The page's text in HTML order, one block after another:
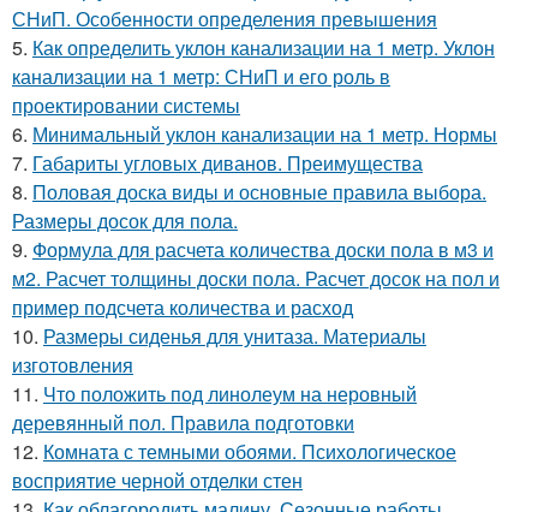
СНиП. Особенности определения превышения
5. Как определить уклон канализации на 1 метр. Уклон
канализации на 1 метр: СНиП и его роль в
проектировании системы
6. Минимальный уклон канализации на 1 метр. Нормы
7. Габариты угловых диванов. Преимущества
8. Половая доска виды и основные правила выбора.
Размеры досок для пола.
9. Формула для расчета количества доски пола в м3 и
м2. Расчет толщины доски пола. Расчет досок на пол и
пример подсчета количества и расход
10. Размеры сиденья для унитаза. Материалы
изготовления
11. Что положить под линолеум на неровный
деревянный пол. Правила подготовки
12. Комната с темными обоями. Психологическое
восприятие черной отделки стен